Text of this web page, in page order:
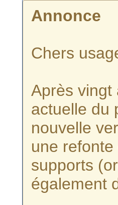
Annonce
Chers
Après vingt
actuelle du
nouvelle
une
supports
également